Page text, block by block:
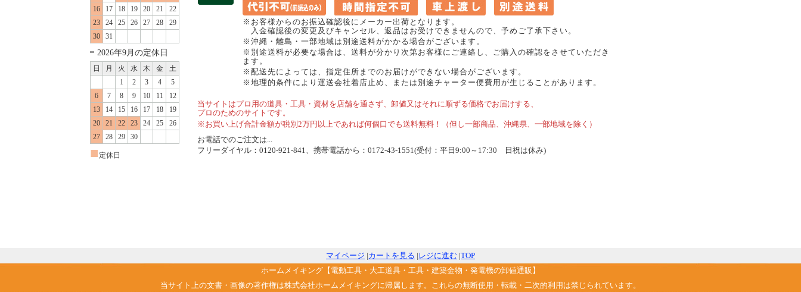
16
17 18 19 20 21
22
23
24 25 26 27 28
29
30
31
2026年9月の定休日
日 月 火 水 木 金
土
1
2 3 4
5
6
7 8 9 10 11
12
13
14 15 16 17 18
19
20
21 22 23 24 25
26
27
28 29 30
■ 定休日
※お客様からのお振込確認後にメーカー出荷となります。
入金確認後の変更及びキャンセル、返品はお受けできませんので、予めご了承下さい。
※沖縄・離島・一部地域は別途送料がかかる場合がございます。
※別途送料が必要な場合は、送料が分かり次第お客様にご連絡し、ご購入の確認をさせていただき
ます。
※配送先によっては、指定住所までのお届けができない場合がございます。
※地理的条件により運送会社着店止め、または別途チャーター便費用が生じることがあります。
当サイトはプロ用の道具・工具・資材を店舗を通さず、卸値又はそれに順ずる価格でお届けする、
プロのためのサイトです。
※お買い上げ合計金額が税別2万円以上であれば何個口でも送料無料！（但し一部商品、沖縄県、一部地域を除く）
お電話でのご注文は...
フリーダイヤル：0120-921-841、携帯電話から：0172-43-1551(受付：平日9:00～17:30 日祝は休み)
マイページ |カートを見る | レジに進む |TOP
ホームメイキング【電動工具・大工道具・工具・建築金物・発電機の卸値通販】
当サイト上の文書・画像の著作権は株式会社ホームメイキングに帰属します。これらの無断使用・転載・二次的利用は禁じられています。